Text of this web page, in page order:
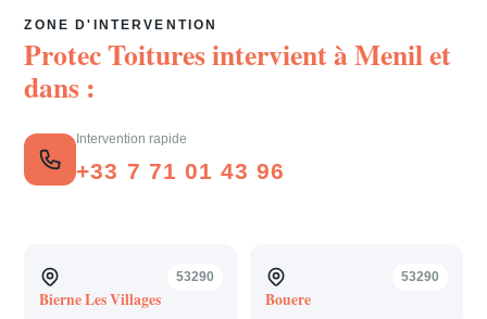
ZONE D'INTERVENTION
Protec Toitures intervient àMenilet
dans :
Intervention rapide
+33 7 71 01 43 96
53290
Bierne Les Villages
53290
Bouere